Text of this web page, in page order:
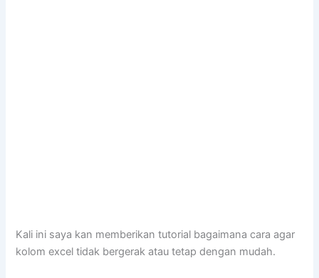
Kali ini saya kan memberikan tutorial bagaimana cara agar
kolom excel tidak bergerak atau tetap dengan mudah.